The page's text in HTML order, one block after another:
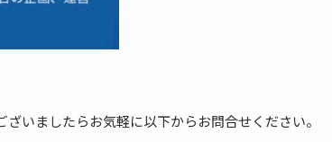
ざいましたらお気軽に以下からお問合せください。